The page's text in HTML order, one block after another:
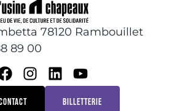
78120 Rambouillet
89 00
BILLETTERIE